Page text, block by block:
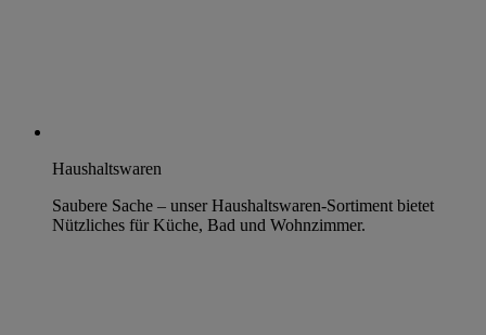
Haushaltswaren
Saubere Sache – unser Haushaltswaren-Sortiment bietet
Nützliches für Küche, Bad und Wohnzimmer.